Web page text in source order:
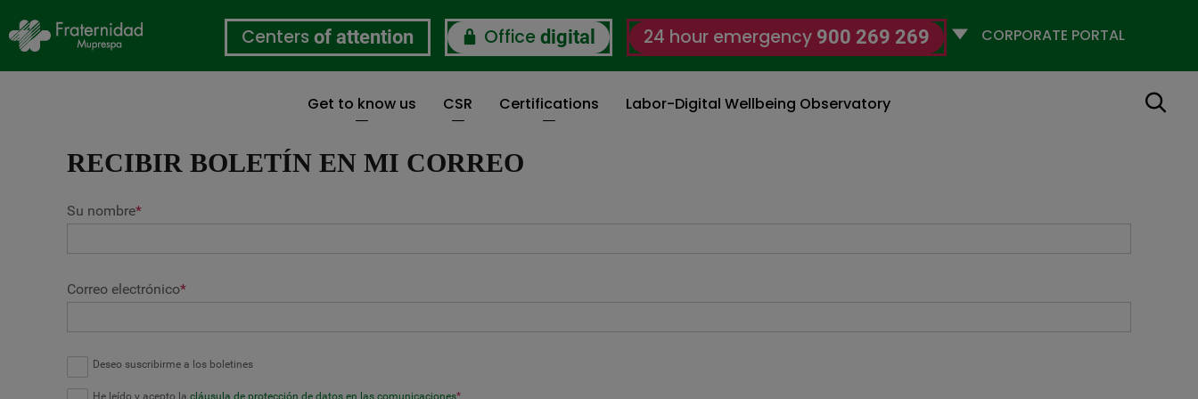
Centers of attention Office digital 24 hour emergency 900 269 269
Selecciona
Get to know us CSR Certifications Labor-Digital Wellbeing Observatory Search
RECIBIR BOLETÍN EN MI CORREO
Su nombre*
Correo electrónico*
Deseo suscribirme a los boletines
He leído y acepto la cláusula de protección de datos en las comunicaciones*